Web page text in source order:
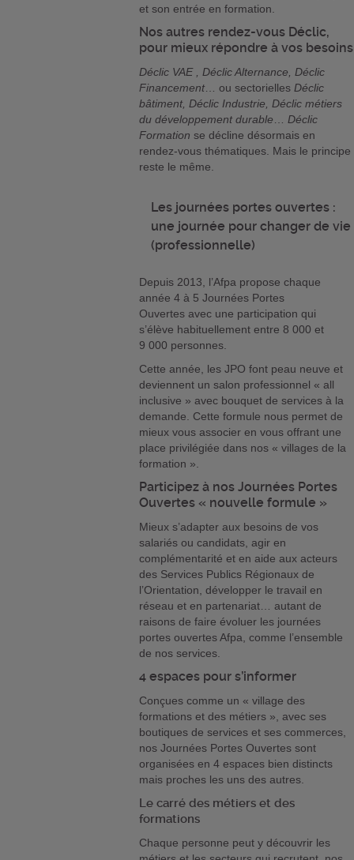
et son entrée en formation.
Nos autres rendez-vous Déclic,
pour mieux répondre à vos besoins
Déclic VAE , Déclic Alternance, Déclic
Financement … ou sectorielles Déclic
bâtiment, Déclic Industrie, Déclic métiers
du développement durable
Déclic
Formation se décline désormais en
rendez-vous thématiques. Mais le principe
reste le même.
Les journées portes ouvertes :
une journée pour changer de vie
(professionnelle)
Depuis 2013, l’Afpa propose chaque
année 4 à 5 Journées Portes
Ouvertes avec une participation qui
s’élève habituellement entre 8 000 et
9 000 personnes.
Cette année, les JPO font peau neuve et
deviennent un salon professionnel « all
inclusive » avec bouquet de services à la
demande. Cette formule nous permet de
mieux vous associer en vous offrant une
place privilégiée dans nos « villages de la
formation ».
Participez à nos Journées Portes
Ouvertes « nouvelle formule »
Mieux s’adapter aux besoins de vos
salariés ou candidats, agir en
complémentarité et en aide aux acteurs
des Services Publics Régionaux de
l’Orientation, développer le travail en
réseau et en partenariat… autant de
raisons de faire évoluer les journées
portes ouvertes Afpa, comme l’ensemble
de nos services.
4 espaces pour s’informer
Conçues comme un « village des
formations et des métiers », avec ses
boutiques de services et ses commerces,
nos Journées Portes Ouvertes sont
organisées en 4 espaces bien distincts
mais proches les uns des autres.
Le carré des métiers et des
formations
Chaque personne peut y découvrir les